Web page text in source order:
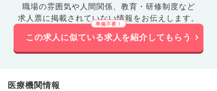
職場の雰囲気や人間関係、 教育・研修制度など
求人票に掲載されていない情報をお伝えします。
この求人に似ている求人を紹介してもらう
医療機関情報